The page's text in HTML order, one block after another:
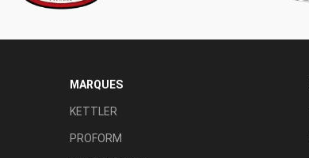
MARQUES
KETTLER
PROFORM